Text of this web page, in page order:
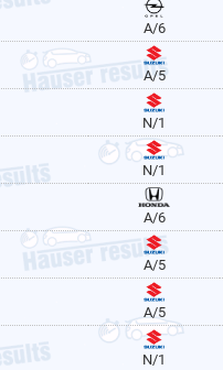
A/6
A/5
N/1
N/1
A/6
A/5
A/5
N/1